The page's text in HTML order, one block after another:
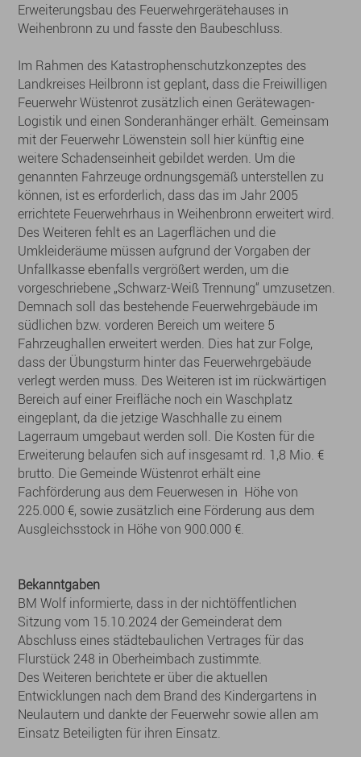
Erweiterungsbau des Feuerwehrgerätehauses in
Weihenbronn zu und fasste den Baubeschluss.
Im Rahmen des Katastrophenschutzkonzeptes des
Landkreises Heilbronn ist geplant, dass die Freiwilligen
Feuerwehr Wüstenrot zusätzlich einen Gerätewagen-
Logistik und einen Sonderanhänger erhält. Gemeinsam
mit der Feuerwehr Löwenstein soll hier künftig eine
weitere Schadenseinheit gebildet werden. Um die
genannten Fahrzeuge ordnungsgemäß unterstellen zu
können, ist es erforderlich, dass das im Jahr 2005
errichtete Feuerwehrhaus in Weihenbronn erweitert wird.
Des Weiteren fehlt es an Lagerflächen und die
Umkleideräume müssen aufgrund der Vorgaben der
Unfallkasse ebenfalls vergrößert werden, um die
vorgeschriebene „Schwarz-Weiß Trennung“ umzusetzen.
Demnach soll das bestehende Feuerwehrgebäude im
südlichen bzw. vorderen Bereich um weitere 5
Fahrzeughallen erweitert werden. Dies hat zur Folge,
dass der Übungsturm hinter das Feuerwehrgebäude
verlegt werden muss. Des Weiteren ist im rückwärtigen
Bereich auf einer Freifläche noch ein Waschplatz
eingeplant, da die jetzige Waschhalle zu einem
Lagerraum umgebaut werden soll. Die Kosten für die
Erweiterung belaufen sich auf insgesamt rd. 1,8 Mio. €
brutto. Die Gemeinde Wüstenrot erhält eine
Fachförderung aus dem Feuerwesen in Höhe von
225.000 €, sowie zusätzlich eine Förderung aus dem
Ausgleichsstock in Höhe von 900.000 €.
Bekanntgaben
BM Wolf informierte, dass in der nichtöffentlichen
Sitzung vom 15.10.2024 der Gemeinderat dem
Abschluss eines städtebaulichen Vertrages für das
Flurstück 248 in Oberheimbach zustimmte.
Des Weiteren berichtete er über die aktuellen
Entwicklungen nach dem Brand des Kindergartens in
Neulautern und dankte der Feuerwehr sowie allen am
Einsatz Beteiligten für ihren Einsatz.